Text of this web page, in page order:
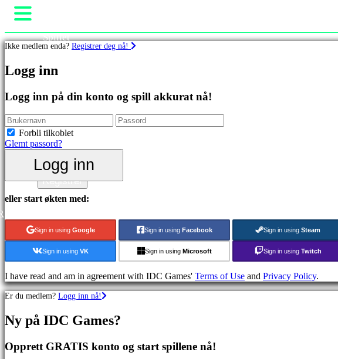
Utvalgt
Nyutgivelser
Gratis
å
spille
Stategispill
spill
RPG
spill
Sportsspill
Racing
games
Casual
Indie
Simulation
Spillet
Spill
Nyheter
Guide
Forum
Butikk
Logg inn
Registrer
Ikke medlem enda? Registrer deg nå!
Logg inn
Logg inn på din konto og spill akkurat nå!
Forbli tilkoblet
Glemt passord?
Logg inn
eller start økten med:
Sign in using Google Sign in using Facebook Sign in using Steam
Sign in using VK Sign in using Microsoft Sign in using Twitch
I have read and am in agreement with IDC Games' Terms of Use and Privacy Policy.
Er du medlem? Logg inn nå!
Ny på IDC Games?
Opprett GRATIS konto og start spillene nå!